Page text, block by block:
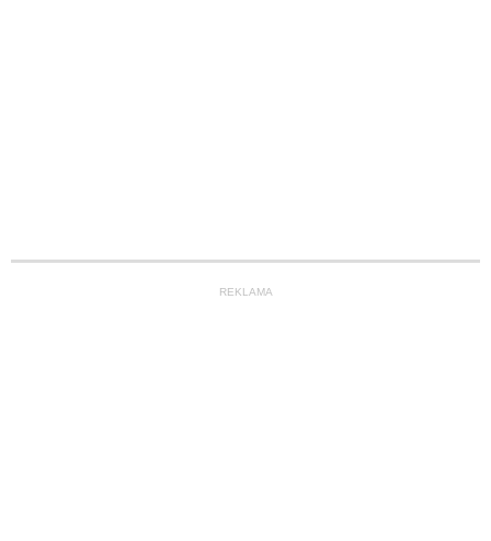
REKLAMA